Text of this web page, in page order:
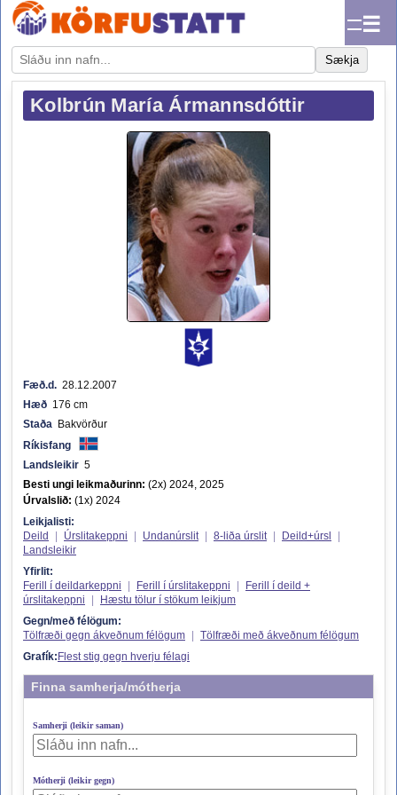
☰
Sækja
Kolbrún María Ármannsdóttir
Fæð.d. 28.12.2007
Hæð 176 cm
Staða Bakvörður
Ríkisfang
Landsleikir 5
Besti ungi leikmaðurinn: (2x) 2024, 2025
Úrvalslið: (1x) 2024
Leikjalisti:
Deild
Úrslitakeppni Undanúrslit 8-liða úrslit Deild+úrsl
Landsleikir
Yfirlit:
Ferill í deildarkeppni
Ferill í úrslitakeppni
Ferill í deild +
úrslitakeppni
Hæstu tölur í stökum leikjum
Gegn/með félögum:
Tölfræði gegn ákveðnum félögum
Tölfræði með ákveðnum félögum
Grafík: Flest stig gegn hverju félagi
Finna samherja/mótherja
Samherji (leikir saman)
Mótherji (leikir gegn)